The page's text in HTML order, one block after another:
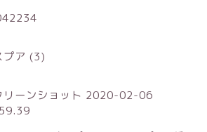
プア (3)
リーンショット 2020-02-06